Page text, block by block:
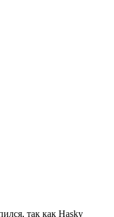
так как Hasky